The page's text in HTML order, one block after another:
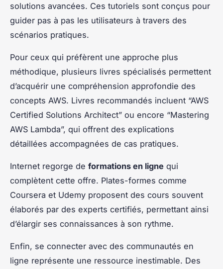
solutions avancées. Ces tutoriels sont conçus pour
guider pas à pas les utilisateurs à travers des
scénarios pratiques.
Pour ceux qui préfèrent une approche plus
méthodique, plusieurs livres spécialisés permettent
d’acquérir une compréhension approfondie des
concepts AWS. Livres recommandés incluent “AWS
Certified Solutions Architect” ou encore “Mastering
AWS Lambda”, qui offrent des explications
détaillées accompagnées de cas pratiques.
Internet regorge de formations en ligne qui
complètent cette offre. Plates-formes comme
Coursera et Udemy proposent des cours souvent
élaborés par des experts certifiés, permettant ainsi
d’élargir ses connaissances à son rythme.
Enfin, se connecter avec des communautés en
ligne représente une ressource inestimable. Des